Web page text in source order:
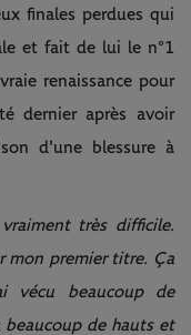
finales perdues qui
et fait de lui le n°1
renaissance pour
dernier après avoir
d'une blessure à
très difficile.
mon premier titre. Ça
vécu beaucoup de
de hauts et